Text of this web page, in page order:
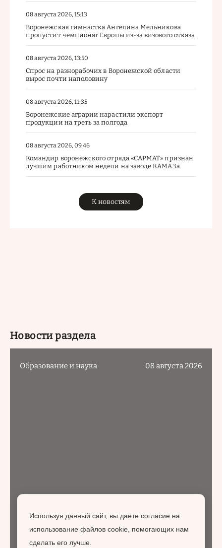
08 августа 2026, 15:13
Воронежская гимнастка Ангелина Мельникова
пропустит чемпионат Европы из-за визового отказа
08 августа 2026, 13:50
Спрос на разнорабочих в Воронежской области
вырос почти наполовину
08 августа 2026, 11:35
Воронежские аграрии нарастили экспорт
продукции на треть за полгода
08 августа 2026, 09:46
Командир воронежского отряда «САРМАТ» признан
лучшим работником недели на заводе КАМАЗа
К новостям
Новости раздела
Образование и наука 08 августа 2026
Используя данный сайт, вы даете согласие на
использование файлов cookie, помогающих нам
сделать его лучше.